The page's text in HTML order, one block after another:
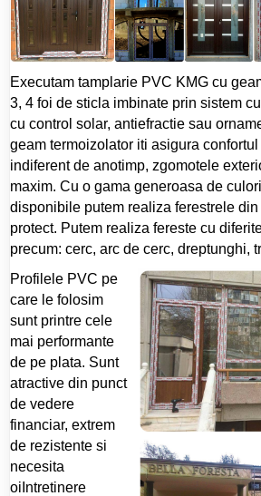
Executam tamplarie PVC KMG cu
3, 4 foi de sticla imbinate prin sistem
cu control solar, antiefractie sau
geam termoizolator iti asigura
indiferent de anotimp, zgomotele
maxim. Cu o gama generoasa de
disponibile putem realiza ferestrele
protect. Putem realiza fereste cu
precum: cerc, arc de cerc, dreptunghi,
Profilele PVC pe
care le folosim
sunt printre cele
mai performante
de pe plata. Sunt
atractive din punct
de vedere
financiar, extrem
de rezistente si
necesita
oiIntretinere